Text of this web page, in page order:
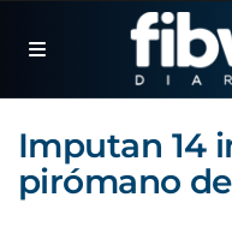
Imputan 14
pirómano